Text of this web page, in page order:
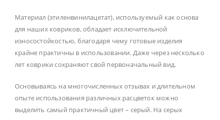
Материал (этиленвинилацетат), используемый как основа
для наших ковриков, обладает исключительной
износостойкостью, благодаря чему готовые изделия
крайне практичны в использовании. Даже через несколько
лет коврики сохраняют свой первоначальный вид.
Основываясь на многочисленных отзывах и длительном
опыте использования различных расцветок можно
выделить самый практичный цвет – серый. На серых